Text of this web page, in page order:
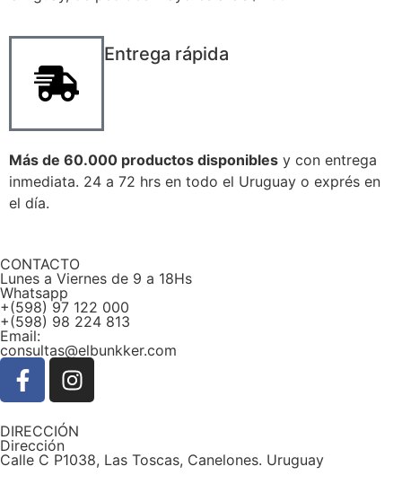
Entrega rápida
Más de 60.000 productos disponibles y con entrega
inmediata. 24 a 72 hrs en todo el Uruguay o exprés en
el día.
CONTACTO
Lunes a Viernes de 9 a 18Hs
Whatsapp
+(598) 97 122 000
+(598) 98 224 813
Email:
consultas@elbunkker.com
DIRECCIÓN
Dirección
Calle C P1038, Las Toscas, Canelones. Uruguay